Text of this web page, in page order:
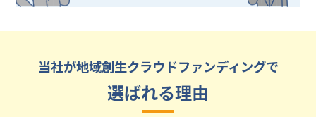
当社が地域創生クラウドファンディングで
選ばれる理由